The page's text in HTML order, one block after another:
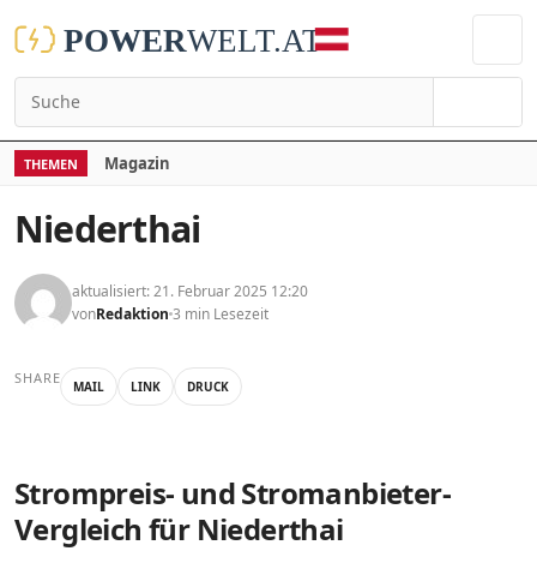
THEMEN Magazin
Niederthai
aktualisiert: 21. Februar 2025 12:20
vonRedaktion 3 min Lesezeit
SHARE MAIL LINK DRUCK
Strompreis- und Stromanbieter-
Vergleich für Niederthai